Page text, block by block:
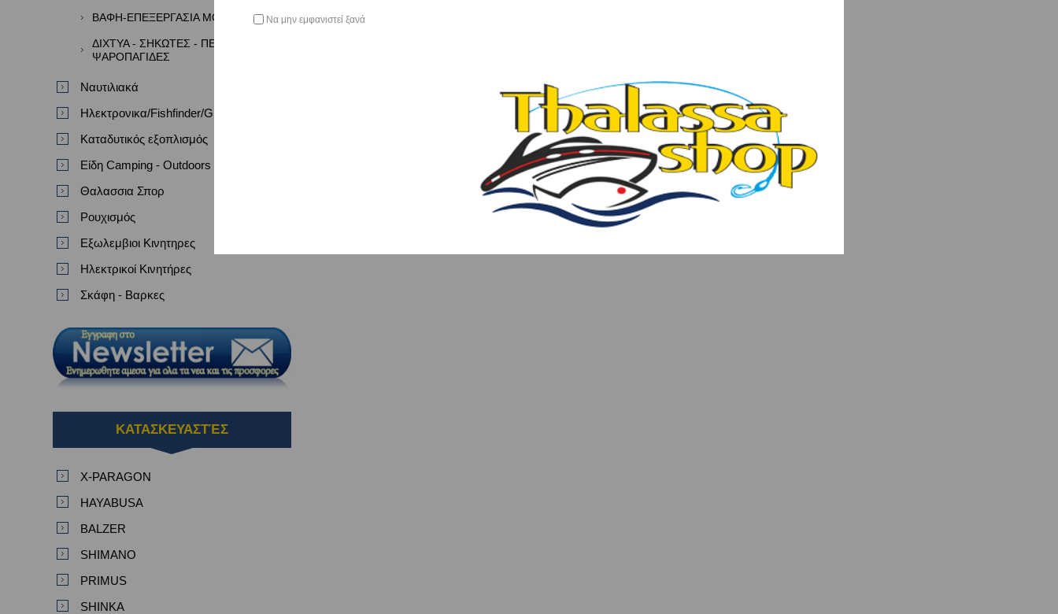
ΒΑΦΗ-ΕΠΕΞΕΡΓΑΣΙΑ ΜΟΛΥΒΙΩΝ
ΔΙΧΤΥΑ - ΣΗΚΩΤΕΣ - ΠΕΖΟΒΟΛΑ -
ΨΑΡΟΠΑΓΙΔΕΣ
Ναυτιλιακά
Ηλεκτρονικα/Fishfinder/GPS/VHF
Καταδυτικός εξοπλισμός
Είδη Camping - Outdoors
Θαλασσια Σπορ
Ρουχισμός
Εξωλεμβιοι Κινητηρες
Ηλεκτρικοί Κινητήρες
Σκάφη - Βαρκες
ΚΑΤΑΣΚΕΥΑΣΤΈΣ
X-PARAGON
HAYABUSA
BALZER
SHIMANO
PRIMUS
SHINKA
Να μην εμφανιστεί ξανά